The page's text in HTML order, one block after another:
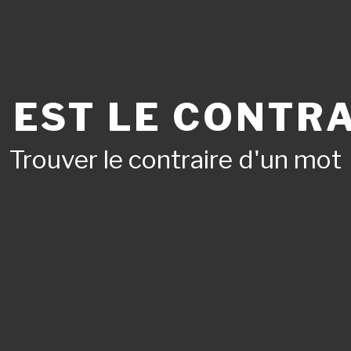
EST LE
Trouver le contraire d'un mot